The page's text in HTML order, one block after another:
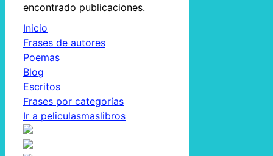
encontrado publicaciones.
Inicio
Frases de autores
Poemas
Blog
Escritos
Frases por categorías
Ir a peliculasmaslibros